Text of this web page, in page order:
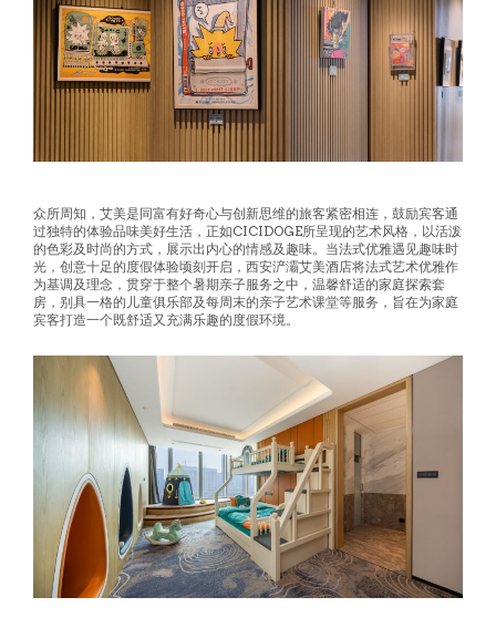
众所周知，艾美是同富有好奇心与创新思维的旅客紧密相连，鼓励宾客通
过独特的体验品味美好生活，正如CICIDOGE所呈现的艺术风格，以活泼
的色彩及时尚的方式，展示出内心的情感及趣味。当法式优雅遇见趣味时
光，创意十足的度假体验顷刻开启，西安浐灞艾美酒店将法式艺术优雅作
为基调及理念，贯穿于整个暑期亲子服务之中，温馨舒适的家庭探索套
房，别具一格的儿童俱乐部及每周末的亲子艺术课堂等服务，旨在为家庭
宾客打造一个既舒适又充满乐趣的度假环境。